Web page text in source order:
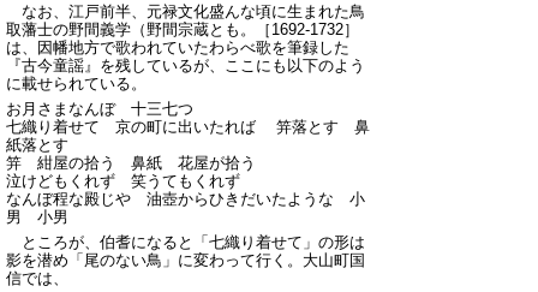
なお、江戸前半、元禄文化盛んな頃に生まれた鳥
取藩士の野間義学（野間宗蔵とも。［1692-1732］
は、因幡地方で歌われていたわらべ歌を筆録した
『古今童謡』を残しているが、ここにも以下のよう
に載せられている。
お月さまなんぼ 十三七つ
七織り着せて 京の町に出いたれば 笄落とす 鼻
紙落とす
笄 紺屋の拾う 鼻紙 花屋が拾う
泣けどもくれず 笑うてもくれず
なんぼ程な殿じや 油壺からひきだいたような 小
男 小男
ところが、伯耆になると「七織り着せて」の形は
影を潜め「尾のない鳥」に変わって行く。大山町国
信では、